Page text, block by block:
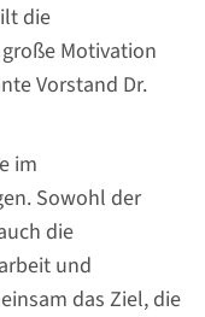
die
Motivation
Vorstand Dr.
im
Sowohl der
die
und
das Ziel, die